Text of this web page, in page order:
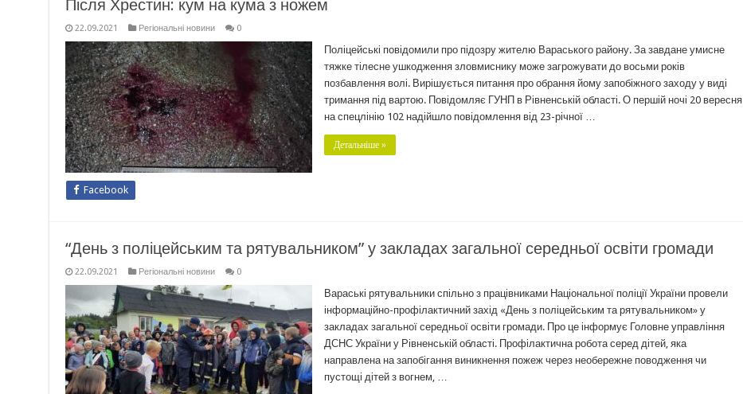
Після Хрестин: кум на кума з ножем
22.09.2021 Регіональні новини 0
Поліцейські повідомили про підозру жителю Вараського району. За завдане умисне
тяжке тілесне ушкодження зловмиснику може загрожувати до восьми років
позбавлення волі. Вирішується питання про обрання йому запобіжного заходу у виді
тримання під вартою. Повідомляє ГУНП в Рівненській області. О першій ночі 20 вересня
на спецлінію 102 надійшло повідомлення від 23-річної …
Детальніше »
Facebook
“День з поліцейським та рятувальником” у закладах загальної середньої освіти громади
22.09.2021 Регіональні новини 0
Вараські рятувальники спільно з працівниками Національної поліції України провели
інформаційно-профілактичний захід «День з поліцейським та рятувальником» у
закладах загальної середньої освіти громади. Про це інформує Головне управління
ДСНС України у Рівненській області. Профілактична робота серед дітей, яка
направлена на запобігання виникнення пожеж через необережне поводження чи
пустощі дітей з вогнем, …